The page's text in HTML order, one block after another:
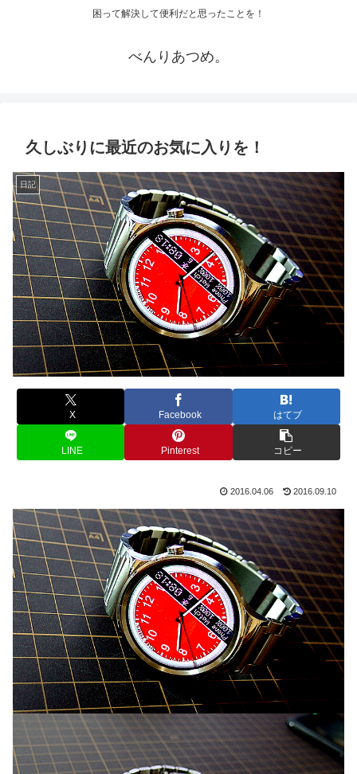
困って解決して便利だと思ったことを！
べんりあつめ。
久しぶりに最近のお気に入りを！
日記
X Facebook はてブ
LINE Pinterest コピー
2016.04.06 2016.09.10